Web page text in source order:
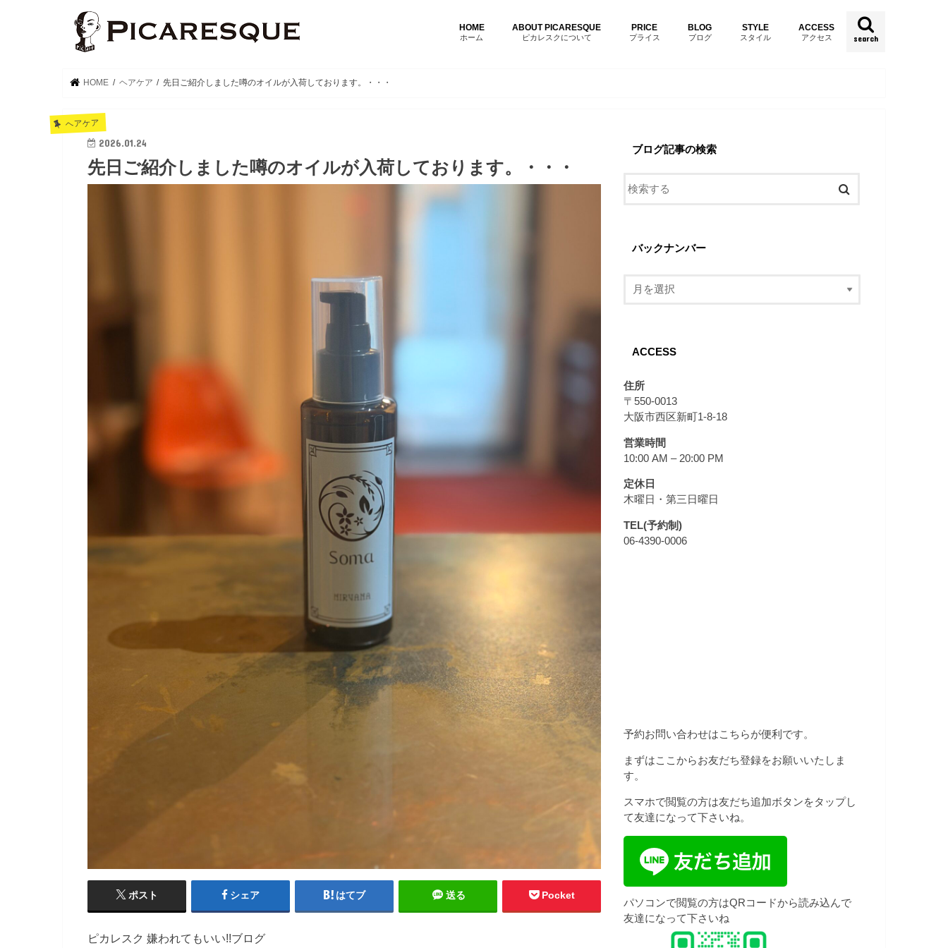
search
HOME
ホーム
ABOUT PICARESQUE
ピカレスクについて
PRICE
プライス
BLOG
ブログ
STYLE
スタイル
ACCESS
アクセス
HOME ヘアケア 先日ご紹介しました噂のオイルが入荷しております。・・・
ヘアケア
2026.01.24
先日ご紹介しました噂のオイルが入荷しております。・・・
ポスト シェア はてブ 送る Pocket
ピカレスク 嫌われてもいい!!ブログ
ブログ記事の検索
バックナンバー
ACCESS
住所
〒550-0013
大阪市西区新町1-8-18
営業時間
10:00 AM – 20:00 PM
定休日
木曜日・第三日曜日
TEL(予約制)
06-4390-0006
予約お問い合わせはこちらが便利です。
まずはここからお友だち登録をお願いいたしま
す。
スマホで閲覧の方は友だち追加ボタンをタップし
て友達になって下さいね。
パソコンで閲覧の方はQRコードから読み込んで
友達になって下さいね